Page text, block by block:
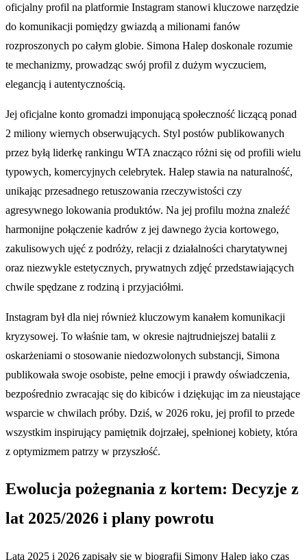
oficjalny profil na platformie Instagram stanowi kluczowe narzędzie
do komunikacji pomiędzy gwiazdą a milionami fanów
rozproszonych po całym globie. Simona Halep doskonale rozumie
te mechanizmy, prowadząc swój profil z dużym wyczuciem,
elegancją i autentycznością.
Jej oficjalne konto gromadzi imponującą społeczność liczącą ponad
2 miliony wiernych obserwujących. Styl postów publikowanych
przez byłą liderkę rankingu WTA znacząco różni się od profili wielu
typowych, komercyjnych celebrytek. Halep stawia na naturalność,
unikając przesadnego retuszowania rzeczywistości czy
agresywnego lokowania produktów. Na jej profilu można znaleźć
harmonijne połączenie kadrów z jej dawnego życia kortowego,
zakulisowych ujęć z podróży, relacji z działalności charytatywnej
oraz niezwykle estetycznych, prywatnych zdjęć przedstawiających
chwile spędzane z rodziną i przyjaciółmi.
Instagram był dla niej również kluczowym kanałem komunikacji
kryzysowej. To właśnie tam, w okresie najtrudniejszej batalii z
oskarżeniami o stosowanie niedozwolonych substancji, Simona
publikowała swoje osobiste, pełne emocji i prawdy oświadczenia,
bezpośrednio zwracając się do kibiców i dziękując im za nieustające
wsparcie w chwilach próby. Dziś, w 2026 roku, jej profil to przede
wszystkim inspirujący pamiętnik dojrzałej, spełnionej kobiety, która
z optymizmem patrzy w przyszłość.
Ewolucja pożegnania z kortem: Decyzje z
lat 2025/2026 i plany powrotu
Lata 2025 i 2026 zapisały się w biografii Simony Halep jako czas